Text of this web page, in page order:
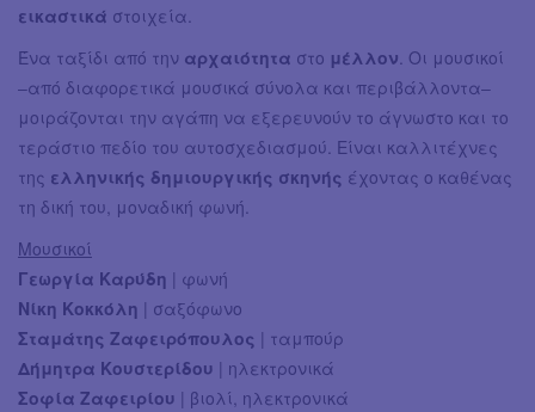
εικαστικά στοιχεία.
Ένα ταξίδι από την αρχαιότητα στο μέλλον. Οι μουσικοί
‒από διαφορετικά μουσικά σύνολα και περιβάλλοντα‒
μοιράζονται την αγάπη να εξερευνούν το άγνωστο και το
τεράστιο πεδίο του αυτοσχεδιασμού. Είναι καλλιτέχνες
της ελληνικής δημιουργικής σκηνής έχοντας ο καθένας
τη δική του, μοναδική φωνή.
Μουσικοί
Γεωργία Καρύδη | φωνή
Νίκη Κοκκόλη | σαξόφωνο
Σταμάτης Ζαφειρόπουλος | ταμπούρ
Δήμητρα Κουστερίδου | ηλεκτρονικά
Σοφία Ζαφειρίου | βιολί, ηλεκτρονικά